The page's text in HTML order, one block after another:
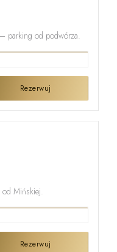
parking od podwórza.
ŻELAZNA
Rezerwuj
od Mińskiej.
Rezerwuj